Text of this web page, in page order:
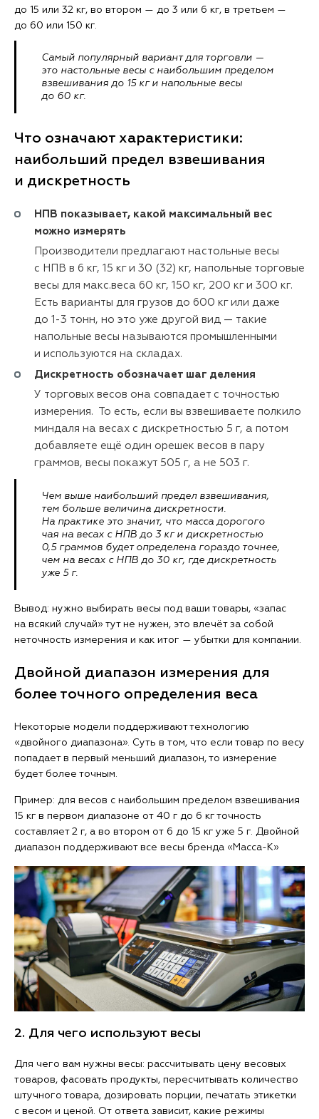
до 15 или 32 кг, во втором — до 3 или 6 кг, в третьем —
до 60 или 150 кг.
Самый популярный вариант для торговли —
это настольные весы с наибольшим пределом
взвешивания до 15 кг и напольные весы
до 60 кг.
Что означают характеристики:
наибольший предел взвешивания
и дискретность
НПВ показывает, какой максимальный вес
можно измерять
Производители предлагают настольные весы
с НПВ в 6 кг, 15 кг и 30 (32) кг, напольные торговые
весы для макс.веса 60 кг, 150 кг, 200 кг и 300 кг.
Есть варианты для грузов до 600 кг или даже
до 1-3 тонн, но это уже другой вид — такие
напольные весы называются промышленными
и используются на складах.
Дискретность обозначает шаг деления
У торговых весов она совпадает с точностью
измерения. То есть, если вы взвешиваете полкило
миндаля на весах с дискретностью 5 г, а потом
добавляете ещё один орешек весов в пару
граммов, весы покажут 505 г, а не 503 г.
Чем выше наибольший предел взвешивания,
тем больше величина дискретности.
На практике это значит, что масса дорогого
чая на весах с НПВ до 3 кг и дискретностью
0,5 граммов будет определена гораздо точнее,
чем на весах с НПВ до 30 кг, где дискретность
уже 5 г.
Вывод: нужно выбирать весы под ваши товары, «запас
на всякий случай» тут не нужен, это влечёт за собой
неточность измерения и как итог — убытки для компании.
Двойной диапазон измерения для
более точного определения веса
Некоторые модели поддерживают технологию
«двойного диапазона». Суть в том, что если товар по весу
попадает в первый меньший диапазон, то измерение
будет более точным.
Пример: для весов с наибольшим пределом взвешивания
15 кг в первом диапазоне от 40 г до 6 кг точность
составляет 2 г, а во втором от 6 до 15 кг уже 5 г. Двойной
диапазон поддерживают все весы бренда «Масса-К»
2. Для чего используют весы
Для чего вам нужны весы: рассчитывать цену весовых
товаров, фасовать продукты, пересчитывать количество
штучного товара, дозировать порции, печатать этикетки
с весом и ценой. От ответа зависит, какие режимы